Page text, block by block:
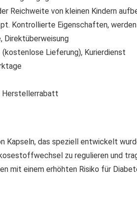
Reichweite von kleinen Kindern
Kontrollierte Eigenschaften,
Direktüberweisung
(kostenlose Lieferung), Kurierdienst
Kapseln, das speziell entwickelt
zu regulieren und
mit einem erhöhten Risiko für